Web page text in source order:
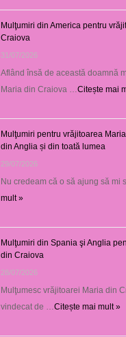
Mulţumiri din America pentru
Craiova
31/07/2026
Aflând însă de această doamnă
Maria din Craiova … Citește mai
Mulţumiri pentru vrăjitoarea
din Anglia și din toată lumea
29/07/2026
Nu credeam că o să ajung să mi
mult »
Mulţumiri din Spania şi Anglia
din Craiova
28/07/2026
Mulţumesc vrăjitoarei Maria din
vindecat de … Citește mai mult »